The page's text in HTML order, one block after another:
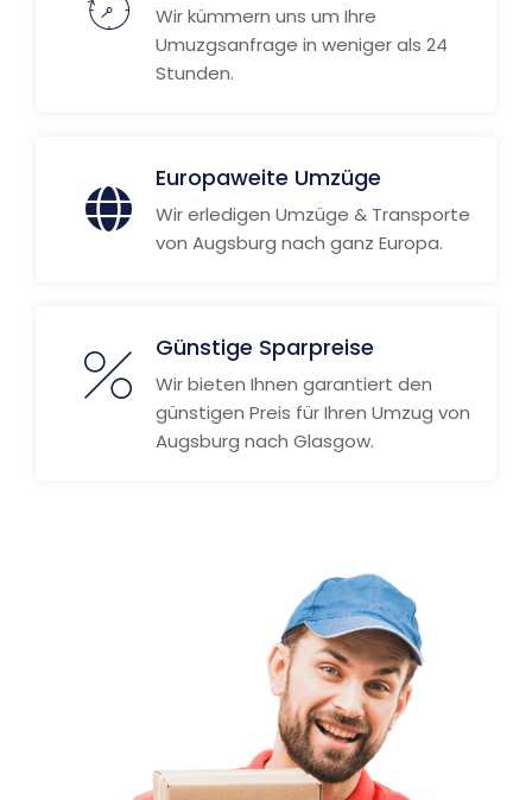
Wir kümmern uns um Ihre
Umuzgsanfrage in weniger als 24
Stunden.
Europaweite Umzüge
Wir erledigen Umzüge & Transporte
von Augsburg nach ganz Europa.
Günstige Sparpreise
Wir bieten Ihnen garantiert den
günstigen Preis für Ihren Umzug von
Augsburg nach Glasgow.